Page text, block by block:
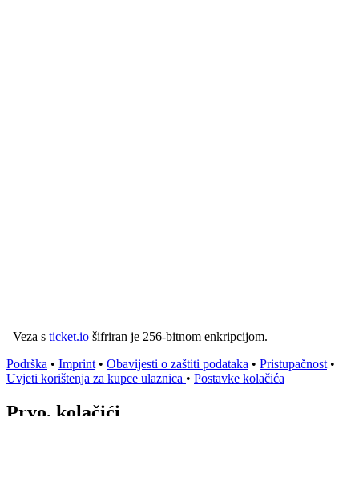
Veza s ticket.io šifriran je 256-bitnom enkripcijom.
Podrška • Imprint • Obavijesti o zaštiti podataka • Pristupačnost •
Uvjeti korištenja za kupce ulaznica • Postavke kolačića
Prvo, kolačići